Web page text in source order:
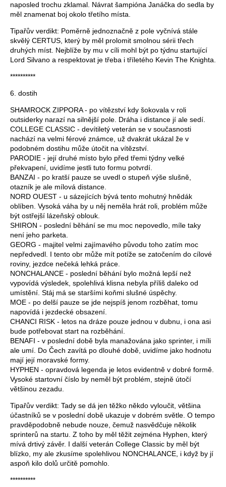
naposled trochu zklamal. Návrat šampióna Janáčka do sedla by
měl znamenat boj okolo třetího místa.
Tipařův verdikt: Poměrně jednoznačně z pole vyčnívá stále
skvělý CERTUS, který by měl prolomit smolnou sérii třech
druhých míst. Nejblíže by mu v cíli mohl být po týdnu startující
Lord Silvano a respektovat je třeba i tříletého Kevin The Knighta.
**********
6. dostih
SHAMROCK ZIPPORA - po vítězství kdy šokovala v roli
outsiderky narazí na silnější pole. Dráha i distance jí ale sedí.
COLLEGE CLASSIC - devítiletý veterán se v současnosti
nachází na velmi férové známce, už dvakrát ukázal že v
podobném dostihu může útočit na vítězství.
PARODIE - její druhé místo bylo před třemi týdny velké
překvapení, uvidíme jestli tuto formu potvrdí.
BANZAI - po kratší pauze se uvedl o stupeň výše slušně,
otazník je ale mílová distance.
NORD OUEST - u sázejících bývá tento mohutný hnědák
oblíben. Vysoká váha by u něj neměla hrát roli, problém může
být ostřejší lázeňský oblouk.
SHIRON - poslední běhání se mu moc nepovedlo, míle taky
není jeho parketa.
GEORG - majitel velmi zajímavého původu toho zatím moc
nepředvedl. I tento obr může mít potíže se zatočením do cílové
roviny, jezdce nečeká lehká práce.
NONCHALANCE - poslední běhání bylo možná lepší než
vypovídá výsledek, spolehlivá klisna nebyla příliš daleko od
umístění. Stáj má se staršími koňmi slušné úspěchy.
MOE - po delší pauze se jde nejspíš jenom rozběhat, tomu
napovídá i jezdecké obsazení.
CHANCI RISK - letos na dráze pouze jednou v dubnu, i ona asi
bude potřebovat start na rozběhání.
BENAFI - v poslední době byla manažována jako sprinter, i míli
ale umí. Do Čech zavítá po dlouhé době, uvidíme jako hodnotu
mají její moravské formy.
HYPHEN - opravdová legenda je letos evidentně v dobré formě.
Vysoké startovní číslo by neměl být problém, stejně útočí
většinou zezadu.
Tipařův verdikt: Tady se dá jen těžko někdo vyloučit, většina
účastníků se v poslední době ukazuje v dobrém světle. O tempo
pravděpodobně nebude nouze, čemuž nasvědčuje několik
sprinterů na startu. Z toho by měl těžit zejména Hyphen, který
mívá drtivý závěr. I další veterán College Classic by měl být
blízko, my ale zkusíme spolehlivou NONCHALANCE, i když by jí
aspoň kilo dolů určitě pomohlo.
**********